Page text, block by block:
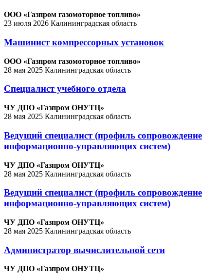
ООО «Газпром газомоторное топливо»
23 июля 2026 Калининградская область
Машинист компрессорных установок
ООО «Газпром газомоторное топливо»
28 мая 2025 Калининградская область
Специалист учебного отдела
ЧУ ДПО «Газпром ОНУТЦ»
28 мая 2025 Калининградская область
Ведущий специалист (профиль сопровождение
информационно-управляющих систем)
ЧУ ДПО «Газпром ОНУТЦ»
28 мая 2025 Калининградская область
Ведущий специалист (профиль сопровождение
информационно-управляющих систем)
ЧУ ДПО «Газпром ОНУТЦ»
28 мая 2025 Калининградская область
Администратор вычислительной сети
ЧУ ДПО «Газпром ОНУТЦ»